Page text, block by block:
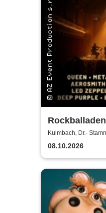
Kerzenschein
Kulmbach, Dr.-
08.10.2026